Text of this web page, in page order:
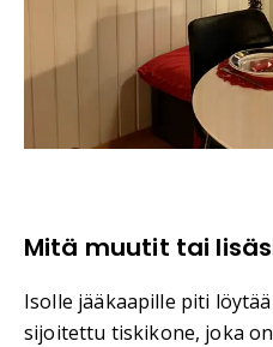
Mitä muutit tai
Isolle jääkaapille piti
sijoitettu tiskikone, joka